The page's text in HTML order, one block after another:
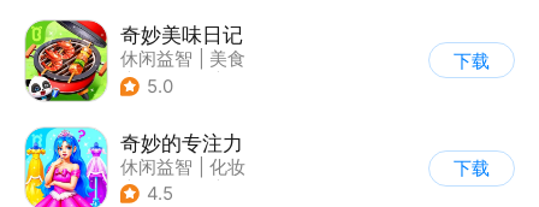
奇妙美味日记
休闲益智
美食
| 宝宝巴士
5.0
下载
奇妙的专注力
休闲益智
化妆
| 宝宝巴士
4.5
下载